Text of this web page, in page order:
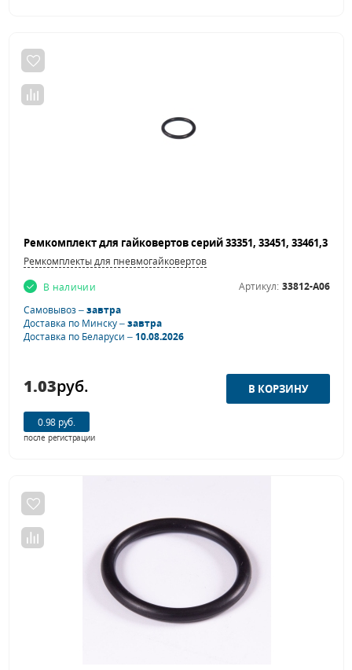
Ремкомплекты для пневмогайковертов
В наличии
Артикул: 33812-A06
Самовывоз –завтра
Доставка по Минску –завтра
Доставка по Беларуси –10.08.2026
1.03руб.
0.98 руб.
после регистрации